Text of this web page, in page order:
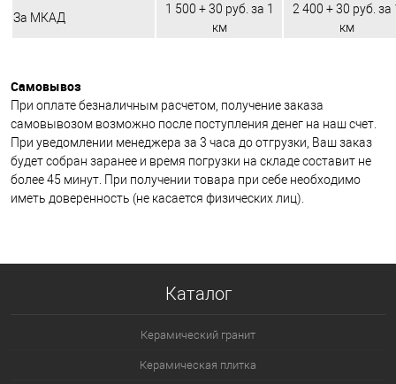
За МКАД
1 500 + 30 руб. за 1
км
2 400 + 30 руб. за
км
Самовывоз
При оплате безналичным расчетом, получение заказа
самовывозом возможно после поступления денег на наш счет.
При уведомлении менеджера за 3 часа до отгрузки, Ваш заказ
будет собран заранее и время погрузки на складе составит не
более 45 минут. При получении товара при себе необходимо
иметь доверенность (не касается физических лиц).
Каталог
Керамический гранит
Керамическая плитка